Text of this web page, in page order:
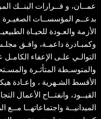
عمــان، و قــرارات البنــك
بدعــم المؤسســات الصغيـرة
الأزمة والعـودة للحيـاة
وكمبـادرة داعمـة، وافـق
التوالـي علـى الإعفاء
والمتوسـطة المتأثـرة
الأقسط الشـهرية ، وإعـادة
القيــود، وانفتــاح الأعمال
الميدانيــة واجتماعاتهــا